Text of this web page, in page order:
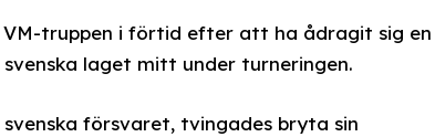
truppen i förtid efter att ha ådragit sig en
laget mitt under turneringen.
försvaret, tvingades bryta sin